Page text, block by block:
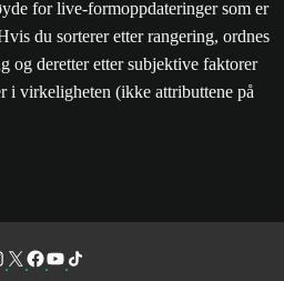
for live-formoppdateringer som er
du sorterer etter rangering, ordnes
og deretter etter subjektive faktorer
i virkeligheten (ikke attributtene på